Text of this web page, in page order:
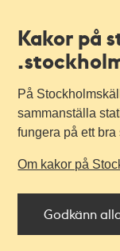
Kakor på
På
sammanställa
fungera på ett bra
Om kakor på
Godkänn